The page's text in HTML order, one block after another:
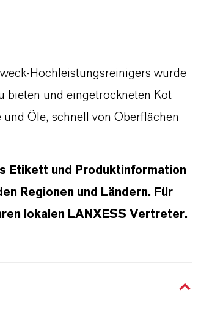
wurde
bieten und eingetrockneten Kot
Öle, schnell von Oberflächen
Etikett und Produktinformation
Regionen und Ländern. Für
lokalen LANXESS Vertreter.